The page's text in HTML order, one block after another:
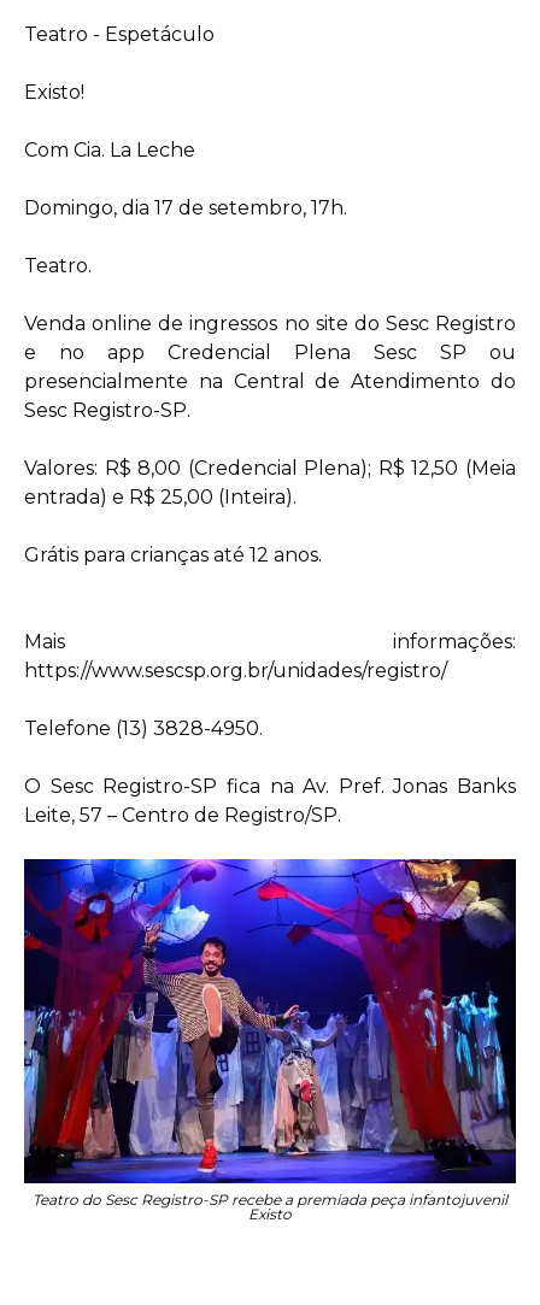
Teatro - Espetáculo
Existo!
Com Cia. La Leche
Domingo, dia 17 de setembro, 17h.
Teatro.
Venda online de ingressos no site do Sesc Registro
e no app Credencial Plena Sesc SP ou
presencialmente na Central de Atendimento do
Sesc Registro-SP.
Valores: R$ 8,00 (Credencial Plena); R$ 12,50 (Meia
entrada) e R$ 25,00 (Inteira).
Grátis para crianças até 12 anos.
Mais informações:
https://www.sescsp.org.br/unidades/registro/
Telefone (13) 3828-4950.
O Sesc Registro-SP fica na Av. Pref. Jonas Banks
Leite, 57 – Centro de Registro/SP.
Teatro do Sesc Registro-SP recebe a premiada peça infantojuvenil
Existo